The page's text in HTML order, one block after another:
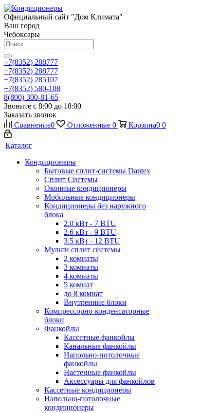
Официальный сайт "Дом Климата"
Ваш город
Чебоксары
+7(8352) 288777
+7(8352) 288777
+7(8352) 285107
+7(8352) 580-108
8(800) 300-81-65
Звоните с 8:00 до 18:00
Заказать звонок
Сравнение0 Отложенные 0 Корзина0 0
Каталог
Кондиционеры
Бытовые сплит-системы Dantex
Сплит Системы
Оконные кондиционеры
Мобильные кондиционеры
Кондиционеры без наружного
блока
2.0 кВт - 7 BTU
2.6 кВт - 9 BTU
3.5 кВт - 12 BTU
Мульти сплит системы
2 комнаты
3 комнаты
4 комнаты
5 комнат
до 8 комнат
Внутренние блоки
Компрессорно-конденсаторные
блоки
Фанкойлы
Кассетные фанкойлы
Канальные фанкойлы
Напольно-потолочные
фанкойлы
Настенные фанкойлы
Аксессуары для фанкойлов
Кассетные кондиционеры
Напольно-потолочные
кондиционеры